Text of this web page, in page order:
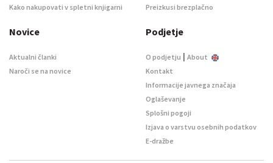
Kako nakupovati v spletni knjigarni
Preizkusi brezplačno
Novice
Aktualni članki
Naroči se na novice
Podjetje
O podjetju | About
Kontakt
Informacije javnega značaja
Oglaševanje
Splošni pogoji
Izjava o varstvu osebnih podatkov
E-dražbe